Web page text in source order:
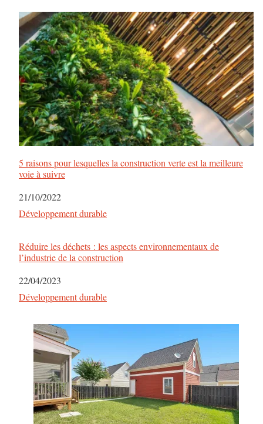
5 raisons pour lesquelles la construction verte est la meilleure
voie à suivre
Date
21/10/2022
Par rapport à
Développement durable
Réduire les déchets : les aspects environnementaux de
l’industrie de la construction
Date
22/04/2023
Par rapport à
Développement durable